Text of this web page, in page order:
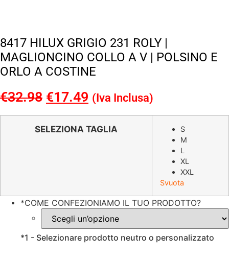
8417 HILUX GRIGIO 231 ROLY |
MAGLIONCINO COLLO A V | POLSINO E
ORLO A COSTINE
€32.98 Il
prezzo
originale
€17.49 Il
prezzo
attuale
(Iva Inclusa)
SELEZIONA TAGLIA
S
M
L
XL
XXL
Svuota
*COME CONFEZIONIAMO IL TUO PRODOTTO?
*1 - Selezionare prodotto neutro o personalizzato